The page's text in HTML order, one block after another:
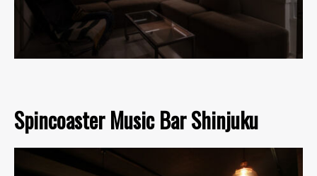
Spincoaster Music Bar Shinjuku